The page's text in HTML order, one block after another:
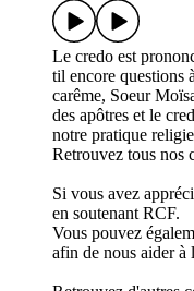
Le credo est
til encore questions
carême, Soeur
des apôtres et le
notre pratique
Retrouvez tous nos
Si vous avez
en soutenant RCF.
Vous pouvez
afin de nous aider à